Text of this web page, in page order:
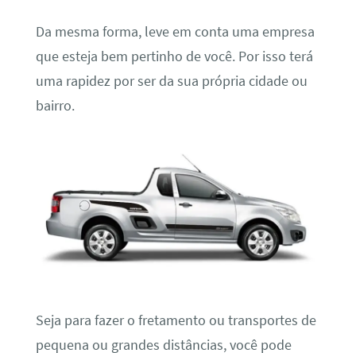
Da mesma forma, leve em conta uma empresa
que esteja bem pertinho de você. Por isso terá
uma rapidez por ser da sua própria cidade ou
bairro.
Seja para fazer o fretamento ou transportes de
pequena ou grandes distâncias, você pode